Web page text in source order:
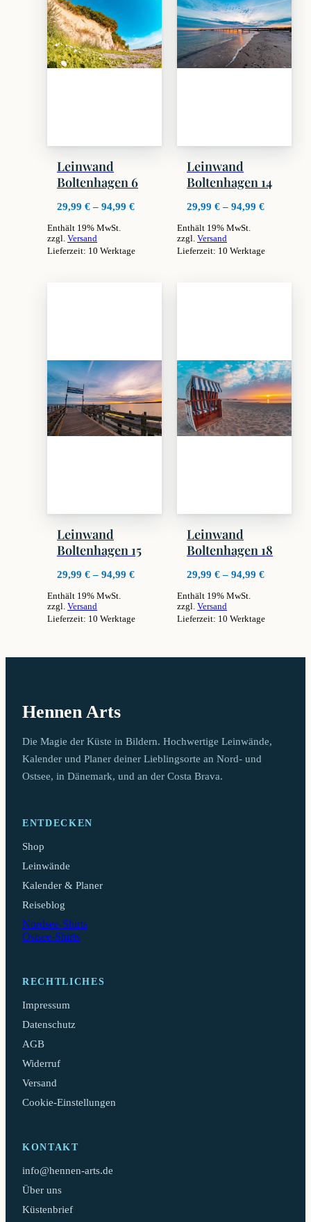
Leinwand
Boltenhagen 6
29,99 € – 94,99 €Preisspanne:
Enthält 19% MwSt.
zzgl. Versand
Lieferzeit: 10 Werktage
Optionen
können
auf
der
Produktseite
gewählt
werden
Leinwand
Boltenhagen 14
29,99 € – 94,99 €
Enthält 19% MwSt.
zzgl. Versand
Lieferzeit: 10 Werktage
Optionen
können
auf
der
Produktseite
gewählt
werden
Leinwand
Boltenhagen 15
29,99 € – 94,99 €Preisspanne:
Enthält 19% MwSt.
zzgl. Versand
Lieferzeit: 10 Werktage
Die
können
auf
der
Produktseite
Leinwand
Boltenhagen 18
29,99 € – 94,99 €
Enthält 19% MwSt.
zzgl. Versand
Lieferzeit: 10 Werktage
können
der
Produktseite
Hennen Arts
Die Magie der Küste in Bildern. Hochwertige Leinwände,
Kalender und Planer deiner Lieblingsorte an Nord- und
Ostsee, in Dänemark, und an der Costa Brava.
ENTDECKEN
Shop
Leinwände
Kalender & Planer
Reiseblog
Nordsee-Shirts
Ostsee-Shirts
RECHTLICHES
Impressum
Datenschutz
AGB
Widerruf
Versand
Cookie-Einstellungen
KONTAKT
info@hennen-arts.de
Über uns
Küstenbrief